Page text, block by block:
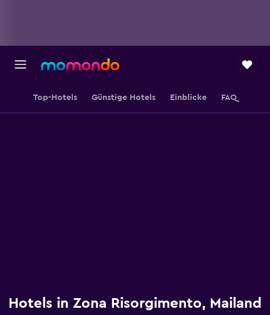
Top-Hotels Günstige Hotels Einblicke FAQ
Hotels in Zona Risorgimento, Mailand